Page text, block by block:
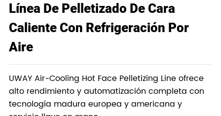
Línea De Pelletizado De Cara
Caliente Con Refrigeración Por
Aire
UWAY Air-Cooling Hot Face Pelletizing Line ofrece
alto rendimiento y automatización completa con
tecnología madura europea y americana y